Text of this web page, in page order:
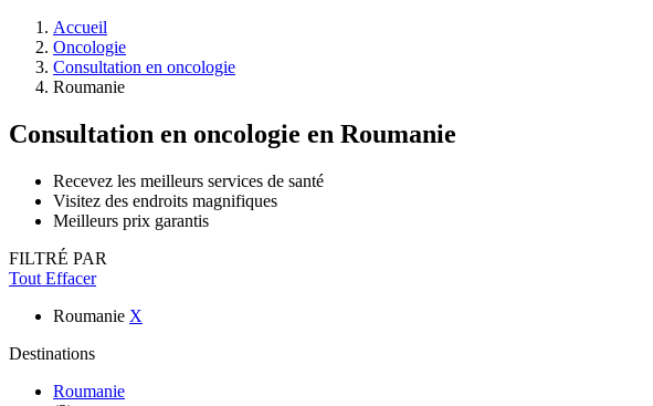
Accueil
Oncologie
Consultation en oncologie
Roumanie
Consultation en oncologie en Roumanie
Recevez les meilleurs services de santé
Visitez des endroits magnifiques
Meilleurs prix garantis
FILTRÉ PAR
Tout Effacer
Roumanie X
Destinations
Roumanie